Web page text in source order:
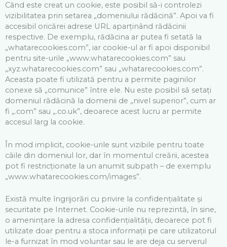
Când este creat un cookie, este posibil să-i controlezi
vizibilitatea prin setarea „domeniului rădăcină”. Apoi va fi
accesibil oricărei adrese URL aparținând rădăcinii
respective. De exemplu, rădăcina ar putea fi setată la
„whatarecookies.com”, iar cookie-ul ar fi apoi disponibil
pentru site-urile „www.whatarecookies.com” sau
„xyz.whatarecookies.com” sau „whatarecookies.com”.
Aceasta poate fi utilizată pentru a permite paginilor
conexe să „comunice” între ele. Nu este posibil să setați
domeniul rădăcină la domenii de „nivel superior”, cum ar
fi „.com” sau „.co.uk”, deoarece acest lucru ar permite
accesul larg la cookie.
În mod implicit, cookie-urile sunt vizibile pentru toate
căile din domeniul lor, dar în momentul creării, acestea
pot fi restricționate la un anumit subpath – de exemplu
„www.whatarecookies.com/images”.
Există multe îngrijorări cu privire la confidențialitate și
securitate pe Internet. Cookie-urile nu reprezintă, în sine,
o amenințare la adresa confidențialității, deoarece pot fi
utilizate doar pentru a stoca informații pe care utilizatorul
le-a furnizat în mod voluntar sau le are deja cu serverul